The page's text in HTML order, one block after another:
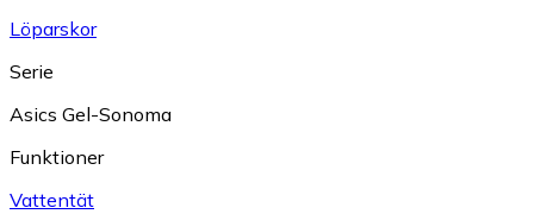
Löparskor
Serie
Asics Gel-Sonoma
Funktioner
Vattentät